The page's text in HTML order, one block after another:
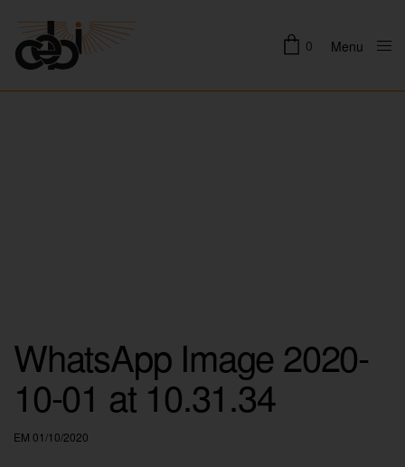
0 Menu
WhatsApp Image 2020-
10-01 at 10.31.34
EM 01/10/2020